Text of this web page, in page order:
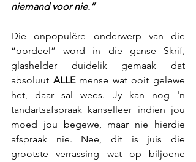
niemand voor nie.”
Die onpopulêre onderwerp van die
“oordeel” word in die ganse Skrif,
glashelder duidelik gemaak dat
absoluut ALLE mense wat ooit gelewe
het, daar sal wees. Jy kan nog 'n
tandartsafspraak kanselleer indien jou
moed jou begewe, maar nie hierdie
afspraak nie. Nee, dit is juis die
grootste verrassing wat op biljoene